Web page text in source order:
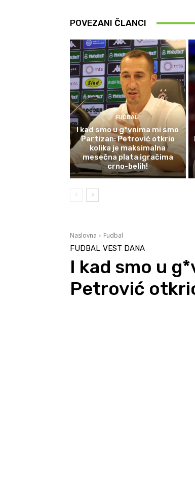
POVEZANI ČLANCI
FUDBAL
I kad smo u g*vnima mi smo
Partizan: Petrović otkrio
kolika je maksimalna
mesečna plata igračima
crno-belih!